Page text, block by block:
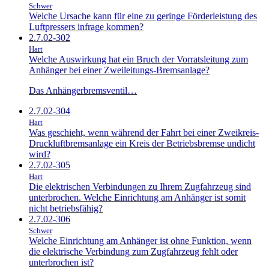
Schwer
Welche Ursache kann für eine zu geringe Förderleistung des
Luftpressers infrage kommen?
2.7.02-302
Hart
Welche Auswirkung hat ein Bruch der Vorratsleitung zum
Anhänger bei einer Zweileitungs-Bremsanlage?
Das Anhängerbremsventil…
2.7.02-304
Hart
Was geschieht, wenn während der Fahrt bei einer Zweikreis-
Druckluftbremsanlage ein Kreis der Betriebsbremse undicht
wird?
2.7.02-305
Hart
Die elektrischen Verbindungen zu Ihrem Zugfahrzeug sind
unterbrochen. Welche Einrichtung am Anhänger ist somit
nicht betriebsfähig?
2.7.02-306
Schwer
Welche Einrichtung am Anhänger ist ohne Funktion, wenn
die elektrische Verbindung zum Zugfahrzeug fehlt oder
unterbrochen ist?